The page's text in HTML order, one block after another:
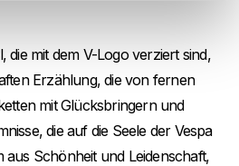
die mit dem V-Logo verziert sind,
Erzählung, die von fernen
mit Glücksbringern und
die auf die Seele der Vespa
aus Schönheit und Leidenschaft,